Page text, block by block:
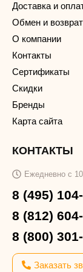
Доставка и
Обмен и возврат
О компании
Контакты
Сертификаты
Скидки
Бренды
Карта сайта
КОНТАКТЫ
Ежедневно с
8 (495)
8 (812)
8 (800)
Заказать